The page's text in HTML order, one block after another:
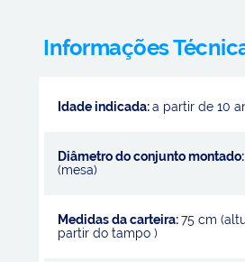
Informações
Idade indicada:a partir de 10
Diâmetro do conjunto
(mesa)
Medidas da carteira:75 cm
partir do tampo )